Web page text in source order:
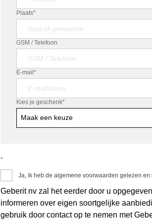
Plaats*
GSM / Telefoon
E-mail*
Kies je geschenk*
Maak een keuze
*
Ja, ik heb de algemene voorwaarden gelezen en
Geberit nv zal het eerder door u
informeren over eigen soortgelijke
gebruik door contact op te nemen met